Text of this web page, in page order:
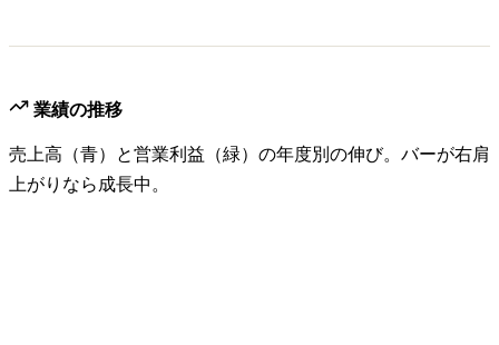
業績の推移
売上高（青）と営業利益（緑）の年度別の伸び。バーが右肩
上がりなら成長中。